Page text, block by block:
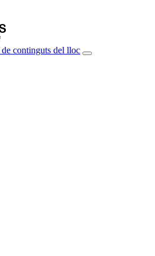
de continguts del lloc